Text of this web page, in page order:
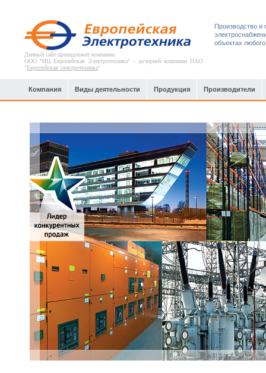
Данный сайт принадлежит компании
ООО "ИЦ Европейская Электротехника" - дочерней компании ПАО
"Европейская электротехника"
Производство и
объектах
Компания Виды деятельности Продукция Производители